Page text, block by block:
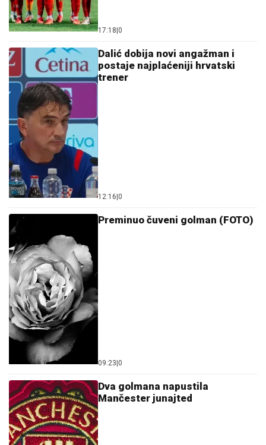
17:18 0
Dalić dobija novi angažman i
postaje najplaćeniji hrvatski
trener
12:16 0
Preminuo čuveni golman (FOTO)
09:23 0
Dva golmana napustila
Mančester junajted